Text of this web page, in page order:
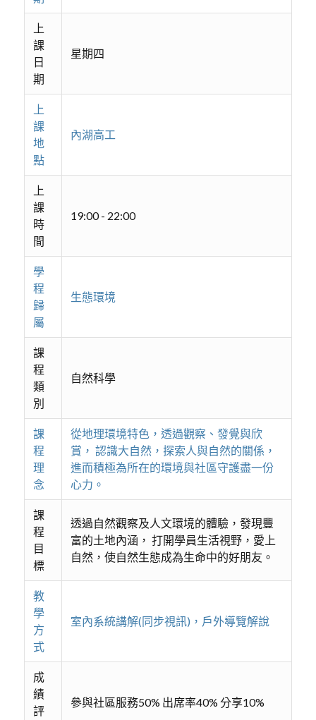
上
課
日
期
星期四
上
課
地
點
內湖高工
上
課
時
間
19:00 - 22:00
學
程
歸
屬
生態環境
課
程
類
別
自然科學
課
程
理
念
從地理環境特色，透過觀察、發覺與欣
賞， 認識大自然，探索人與自然的關係，
進而積極為所在的環境與社區守護盡一份
心力。
課
程
目
標
透過自然觀察及人文環境的體驗，發現豐
富的土地內涵， 打開學員生活視野，愛上
自然，使自然生態成為生命中的好朋友。
教
學
方
式
室內系統講解(同步視訊)，戶外導覽解說
成
績
評
參與社區服務50% 出席率40% 分享10%